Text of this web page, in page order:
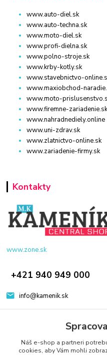
www.auto-diel.sk
www.auto-techna.sk
www.moto-diel.sk
www.profi-dielna.sk
www.polno-stroje.sk
www.krby-kotly.sk
www.stavebnictvo-
www.maxiobchod-
www.moto-
www.firemne-
www.nahradnediely.online
www.uni-zdrav.sk
www.zlatnictvo-online.sk
www.zariadenie-firmy.sk
Kontakty
www.zone.sk
+421 940 949 000
info@kamenik.sk
Náš e-shop a partneri
cookies, aby Vám mohli